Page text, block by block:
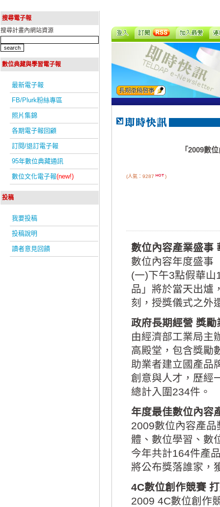
搜尋電子報
搜尋計畫內網站資源
數位典藏與學習電子報
最新電子報
FB/Plurk粉絲專區
照片集錦
各期電子報回顧
訂閱/退訂電子報
95年數位典藏通訊
數位文化電子報(new!)
投稿
我要投稿
投稿說明
讀者意見回饋
「2009數
(人氣：9287 )
數位內容產業盛事
數位內容年度盛事
(一)下午3點假華
品」將於當天出爐
刻，授獎儀式之外
政府長期經營 獎勵
由經濟部工業局主
高殿堂，包含獎勵
助業者建立國產品
創意與人才，歷經
總計入圍234件。
年度最佳數位內容
2009數位內容產
體、數位學習、數
今年共計164件產
將公布獎落誰家，
4C數位創作競賽
2009 4C數位創作